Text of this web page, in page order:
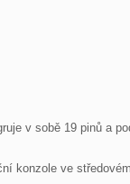
v sobě 19 pinů a
konzole ve